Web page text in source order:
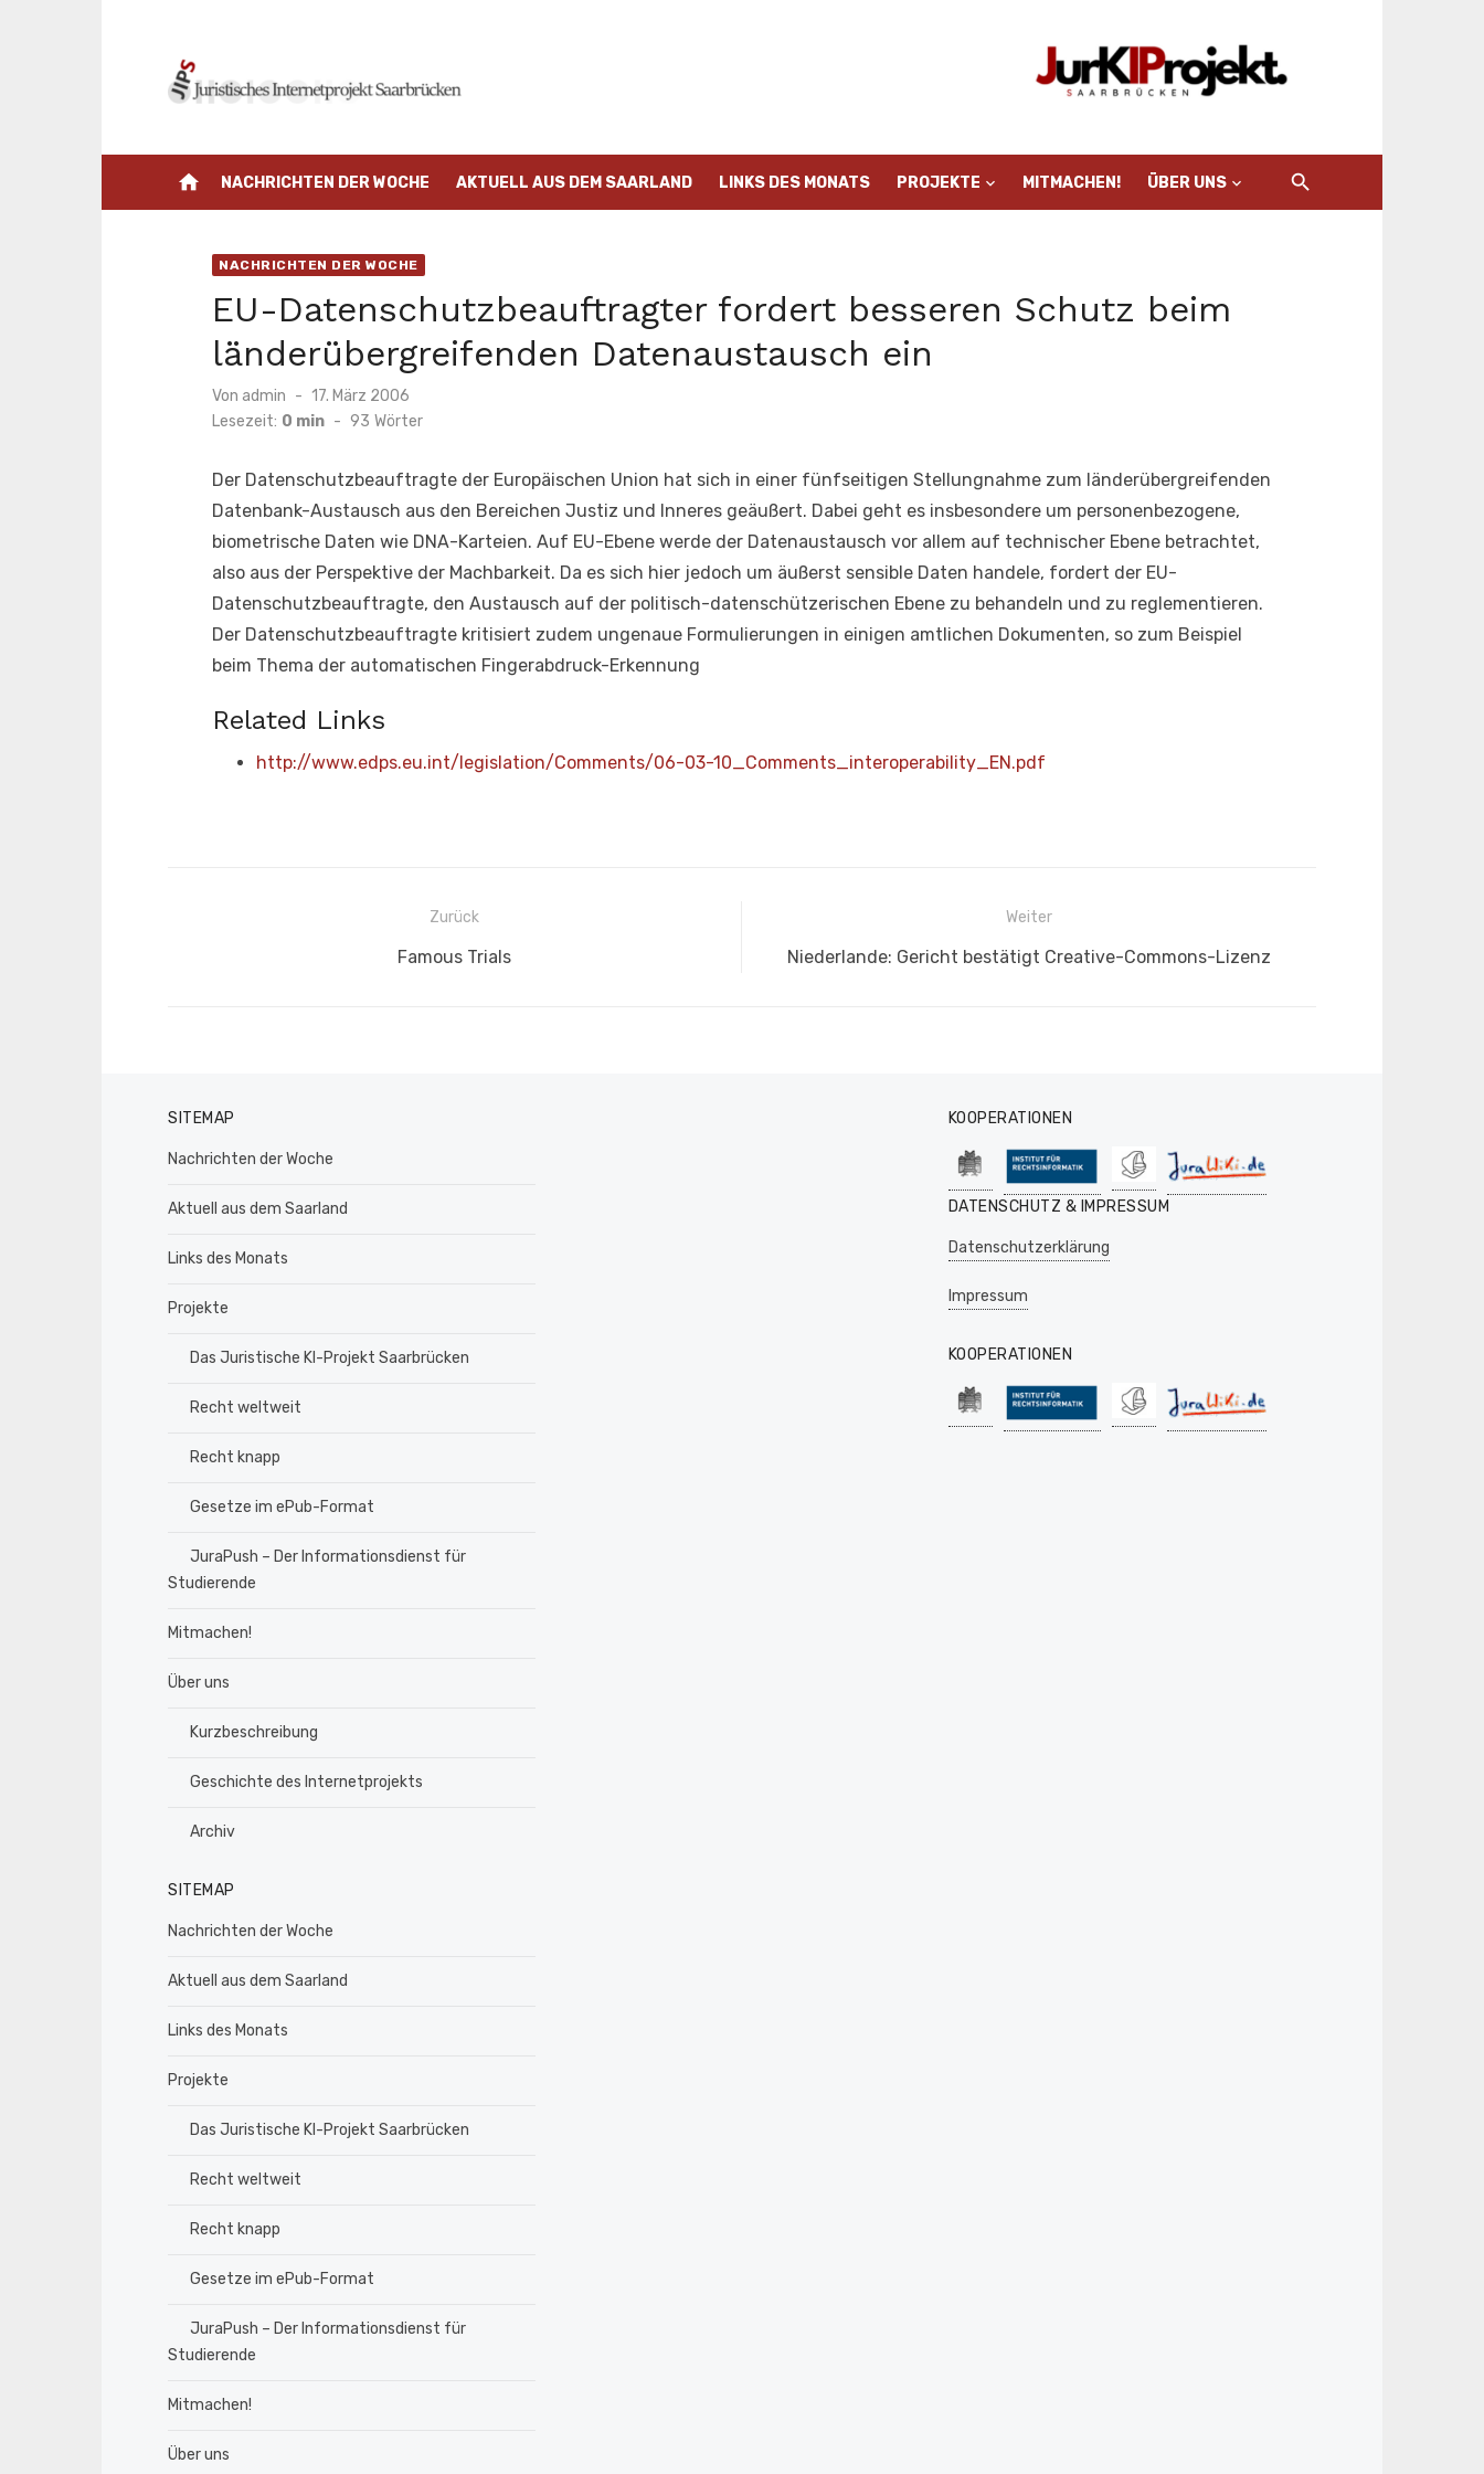
home NACHRICHTEN DER WOCHE AKTUELL AUS DEM SAARLAND LINKS DES MONATS PROJEKTE MITMACHEN! ÜBER UNS
NACHRICHTEN DER WOCHE
EU-Datenschutzbeauftragter fordert besseren Schutz beim
länderübergreifenden Datenaustausch ein
Von admin
Veröffentlicht
am
17. März 2006
Lesezeit: 0 min - 93 Wörter
Der Datenschutzbeauftragte der Europäischen Union hat sich in einer fünfseitigen Stellungnahme zum länderübergreifenden
Datenbank-Austausch aus den Bereichen Justiz und Inneres geäußert. Dabei geht es insbesondere um personenbezogene,
biometrische Daten wie DNA-Karteien. Auf EU-Ebene werde der Datenaustausch vor allem auf technischer Ebene betrachtet,
also aus der Perspektive der Machbarkeit. Da es sich hier jedoch um äußerst sensible Daten handele, fordert der EU-
Datenschutzbeauftragte, den Austausch auf der politisch-datenschützerischen Ebene zu behandeln und zu reglementieren.
Der Datenschutzbeauftragte kritisiert zudem ungenaue Formulierungen in einigen amtlichen Dokumenten, so zum Beispiel
beim Thema der automatischen Fingerabdruck-Erkennung
Related Links
http://www.edps.eu.int/legislation/Comments/06-03-10_Comments_interoperability_EN.pdf
BeitragsnavigationZurück
Vorheriger
Famous Trials
Weiter
Nächster
Niederlande: Gericht bestätigt Creative-Commons-Lizenz
SITEMAP
Nachrichten der Woche
Aktuell aus dem Saarland
Links des Monats
Projekte
Das Juristische KI-Projekt Saarbrücken
Recht weltweit
Recht knapp
Gesetze im ePub-Format
JuraPush – Der Informationsdienst für
Studierende
Mitmachen!
Über uns
Kurzbeschreibung
Geschichte des Internetprojekts
Archiv
SITEMAP
Nachrichten der Woche
Aktuell aus dem Saarland
Links des Monats
Projekte
Das Juristische KI-Projekt Saarbrücken
Recht weltweit
Recht knapp
Gesetze im ePub-Format
JuraPush – Der Informationsdienst für
Studierende
Mitmachen!
Über uns
KOOPERATIONEN
DATENSCHUTZ & IMPRESSUM
Datenschutzerklärung
Impressum
KOOPERATIONEN